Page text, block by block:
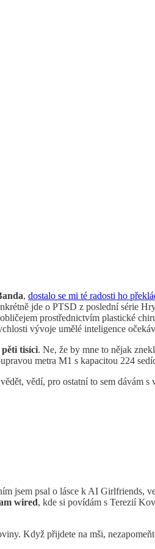
, dostalo se mi té radosti ho
jde o PTSD z poslední série
prostřednictvím plastické
vývoje umělé inteligence
pěti tisíci. Ne, že by mne to nějak
metra M1 s kapacitou 224
vědí, pro ostatní to sem dávám
jsem psal o lásce k AI Girlfriends,
wired, kde si povídám s Terezií
Když přijdete na mši,